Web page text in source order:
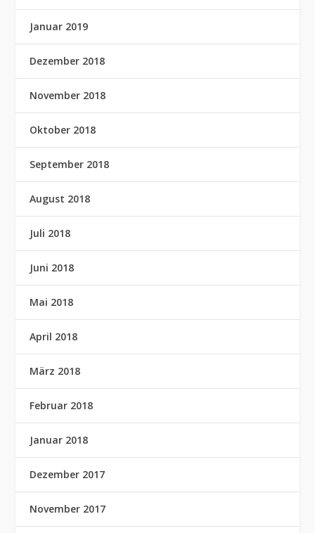
Januar 2019
Dezember 2018
November 2018
Oktober 2018
September 2018
August 2018
Juli 2018
Juni 2018
Mai 2018
April 2018
März 2018
Februar 2018
Januar 2018
Dezember 2017
November 2017